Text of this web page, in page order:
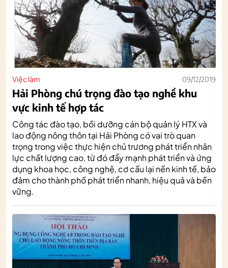
Việc làm 09/12/2019
Hải Phòng chú trọng đào tạo nghề khu
vực kinh tế hợp tác
Công tác đào tạo, bồi dưỡng cán bộ quản lý HTX và
lao động nông thôn tại Hải Phòng có vai trò quan
trọng trong việc thực hiện chủ trương phát triển nhân
lực chất lượng cao, từ đó đẩy mạnh phát triển và ứng
dụng khoa học, công nghệ, cơ cấu lại nền kinh tế, bảo
đảm cho thành phố phát triển nhanh, hiệu quả và bền
vững.